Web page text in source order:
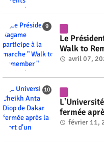
Le
Walk to
avril 07,
fermée
#RwOT
février 11,